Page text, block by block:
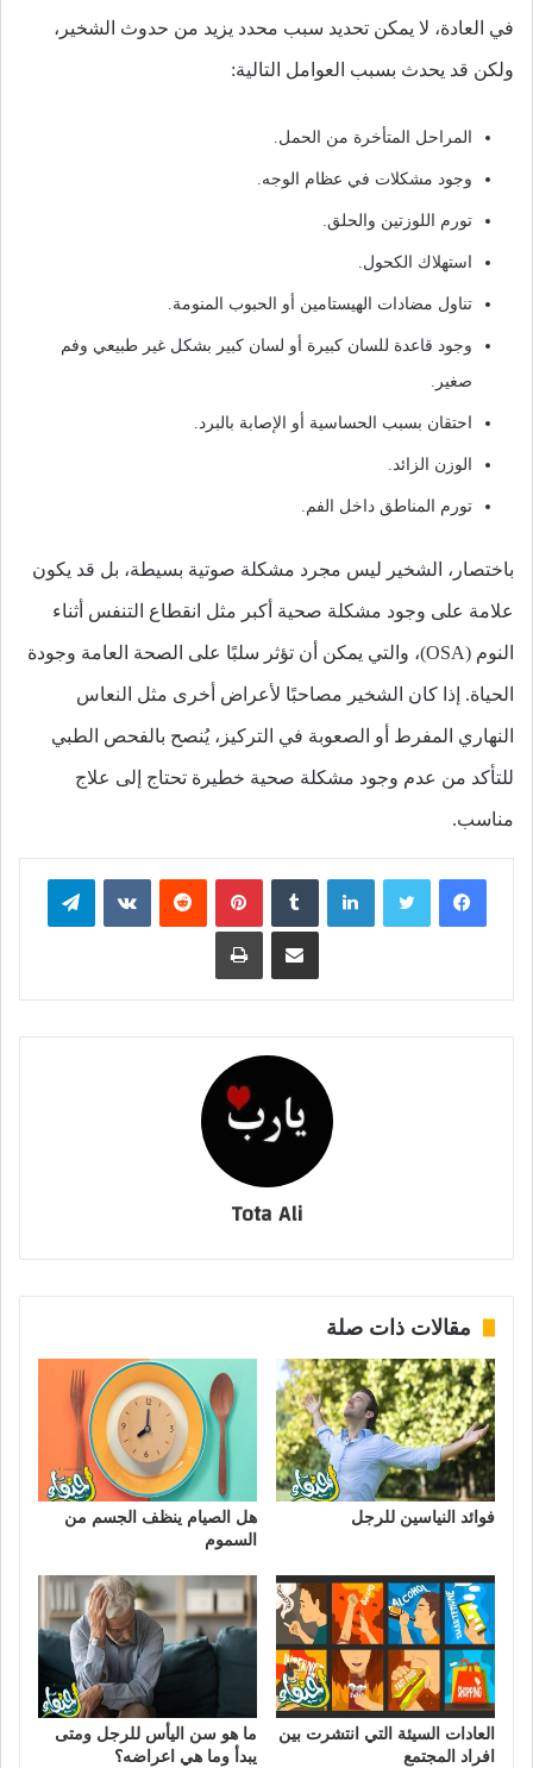
في العادة، لا يمكن تحديد سبب محدد يزيد من حدوث الشخير،
ولكن قد يحدث بسبب العوامل التالية:
المراحل المتأخرة من الحمل.
وجود مشكلات في عظام الوجه.
تورم اللوزتين والحلق.
استهلاك الكحول.
تناول مضادات الهيستامين أو الحبوب المنومة.
وجود قاعدة للسان كبيرة أو لسان كبير بشكل غير طبيعي وفم
صغير.
احتقان بسبب الحساسية أو الإصابة بالبرد.
الوزن الزائد.
تورم المناطق داخل الفم.
باختصار، الشخير ليس مجرد مشكلة صوتية بسيطة، بل قد يكون
علامة على وجود مشكلة صحية أكبر مثل انقطاع التنفس أثناء
النوم (OSA)، والتي يمكن أن تؤثر سلبًا على الصحة العامة وجودة
الحياة. إذا كان الشخير مصاحبًا لأعراض أخرى مثل النعاس
النهاري المفرط أو الصعوبة في التركيز، يُنصح بالفحص الطبي
للتأكد من عدم وجود مشكلة صحية خطيرة تحتاج إلى علاج
مناسب.
فيسبوكتويتر لينكدإن ‏Tumblr بينتيريست
‏Reddit
‏VKontakte تيلقرام
مشاركة عبر البريد طباعة
Tota Ali
مقالات ذات صلة
فوائد النياسين للرجل
هل الصيام ينظف الجسم من
السموم
العادات السيئة التي انتشرت بين
افراد المجتمع
ما هو سن اليأس للرجل ومتى
يبدأ وما هي اعراضه؟